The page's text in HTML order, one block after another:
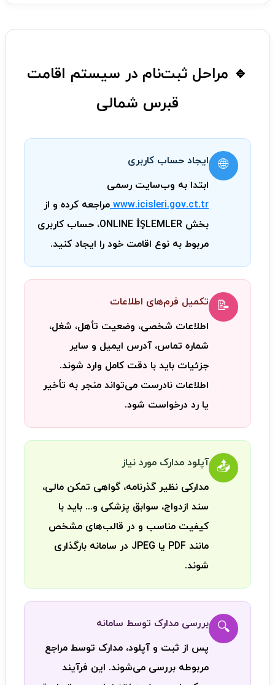
🔹 مراحل ثبت‌نام در سیستم اقامت
قبرس شمالی
🌐
ایجاد حساب کاربری
ابتدا به وب‌سایت رسمی
www.icisleri.gov.ct.tr مراجعه کرده و از
بخش ONLINE İŞLEMLER، حساب کاربری
مربوط به نوع اقامت خود را ایجاد کنید.
📝
تکمیل فرم‌های اطلاعات
اطلاعات شخصی، وضعیت تأهل، شغل،
شماره تماس، آدرس ایمیل و سایر
جزئیات باید با دقت کامل وارد شوند.
اطلاعات نادرست می‌تواند منجر به تأخیر
یا رد درخواست شود.
📤
آپلود مدارک مورد نیاز
مدارکی نظیر گذرنامه، گواهی تمکن مالی،
سند ازدواج، سوابق پزشکی و... باید با
کیفیت مناسب و در قالب‌های مشخص
مانند PDF یا JPEG در سامانه بارگذاری
شوند.
🔍
بررسی مدارک توسط سامانه
پس از ثبت و آپلود، مدارک توسط مراجع
مربوطه بررسی می‌شوند. این فرآیند